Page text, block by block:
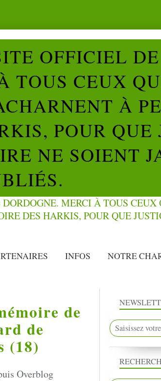
OFFICIEL
TOUS CEUX
À
POUR QUE
NE SOIENT
INFOS NOTRE
de
de
(18)
Overblog